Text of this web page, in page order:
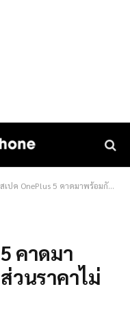
5 คาดมาพร้อมกับ RAM 8GB ส่วนราคาไม่เกิน 17,000 บาท!!!
คาดมา
วนราคาไม่